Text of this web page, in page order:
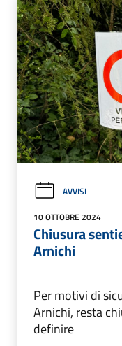
AVVISI
10 OTTOBRE 2024
Chiusura
Arnichi
Per motivi di
Arnichi, resta
definire